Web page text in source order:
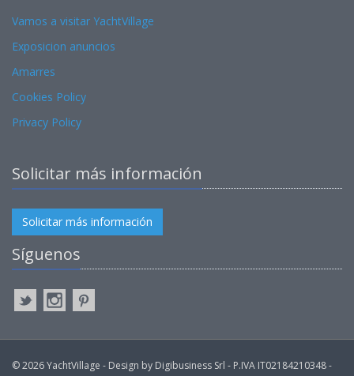
Vamos a visitar YachtVillage
Exposicion anuncios
Amarres
Cookies Policy
Privacy Policy
Solicitar más información
Solicitar más información
Síguenos
© 2026 YachtVillage - Design by Digibusiness Srl - P.IVA IT02184210348 -